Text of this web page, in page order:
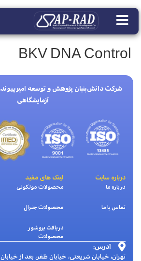
BKV DNA Control
شرکت دانش‌بنیان پژوهش و توسعه
آزمایشگاهی
درباره سایت
درباره ما
تماس با ما
لینک های مفید
محصولات مولکولی
محصولات جنرال
دریافت بروشور
محصولات
آدرس:
تهران، خیابان شریعتی، خیابان ظفر، بعد از